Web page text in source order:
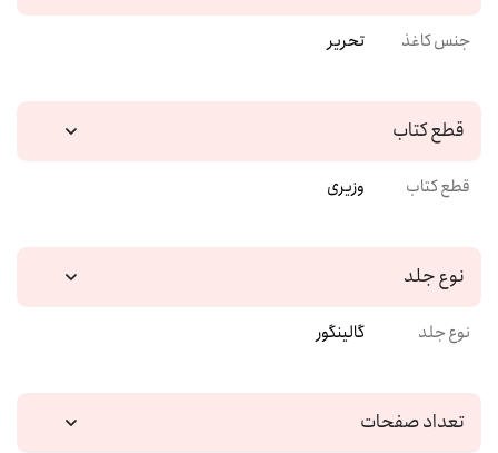
جنس کاغذ تحریر
قطع کتاب
قطع کتاب وزیری
نوع جلد
نوع جلد گالینگور
تعداد صفحات